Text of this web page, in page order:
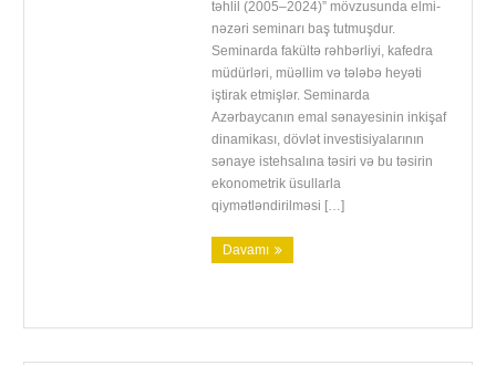
təhlil (2005–2024)” mövzusunda elmi-
nəzəri seminarı baş tutmuşdur.
Seminarda fakültə rəhbərliyi, kafedra
müdürləri, müəllim və tələbə heyəti
iştirak etmişlər. Seminarda
Azərbaycanın emal sənayesinin inkişaf
dinamikası, dövlət investisiyalarının
sənaye istehsalına təsiri və bu təsirin
ekonometrik üsullarla
qiymətləndirilməsi […]
Davamı